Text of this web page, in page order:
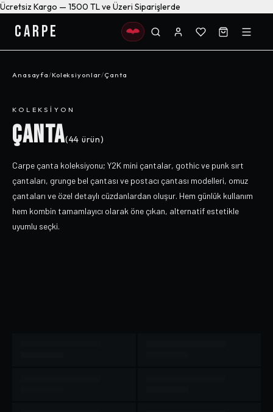
Ücretsiz Kargo — 1500 TL ve Üzeri Siparişlerde
CARPE
Anasayfa/Koleksiyonlar/Çanta
KOLEKSIYON
ÇANTA(44 ürün)
Carpe çanta koleksiyonu; Y2K mini çantalar, gothic ve punk sırt
çantaları, grunge bel çantası ve postacı çantası modelleri, omuz
çantaları ve özel detaylı cüzdanlardan oluşur. Hem günlük kullanım
hem kombin tamamlayıcı olarak öne çıkan, alternatif estetikle
uyumlu seçki.